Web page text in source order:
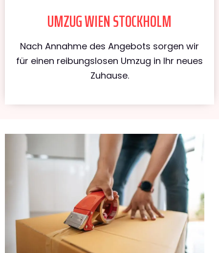
UMZUG WIEN STOCKHOLM
Nach Annahme des Angebots sorgen wir
für einen reibungslosen Umzug in Ihr neues
Zuhause.